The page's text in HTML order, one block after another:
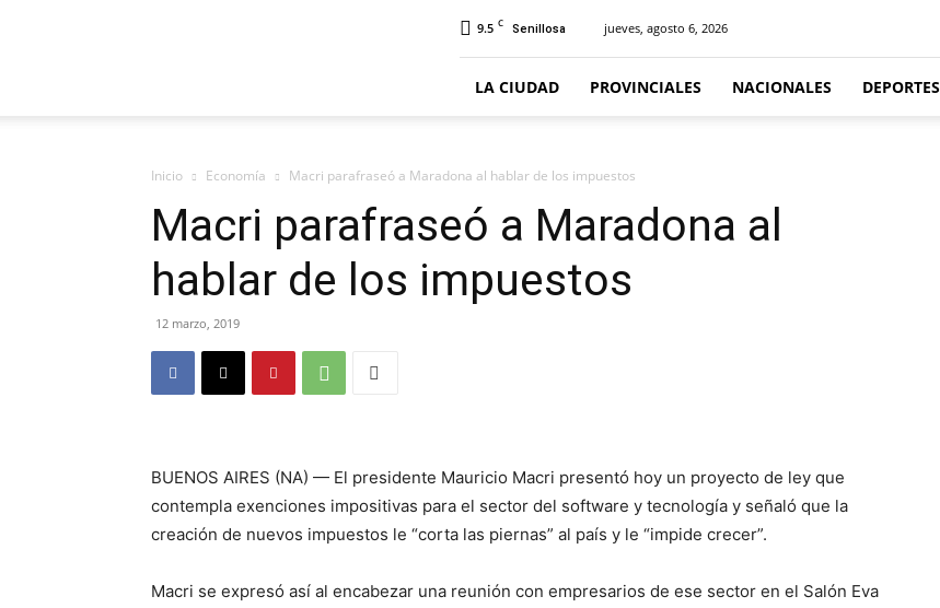
9.5 C Senillosa jueves, agosto 6, 2026
LA CIUDAD PROVINCIALES NACIONALES DEPORTES
Inicio Economía Macri parafraseó a Maradona al hablar de los impuestos
Macri parafraseó a Maradona al
hablar de los impuestos
12 marzo, 2019
BUENOS AIRES (NA) — El presidente Mauricio Macri presentó hoy un proyecto de ley que
contempla exenciones impositivas para el sector del software y tecnología y señaló que la
creación de nuevos impuestos le “corta las piernas” al país y le “impide crecer”.
Macri se expresó así al encabezar una reunión con empresarios de ese sector en el Salón Eva